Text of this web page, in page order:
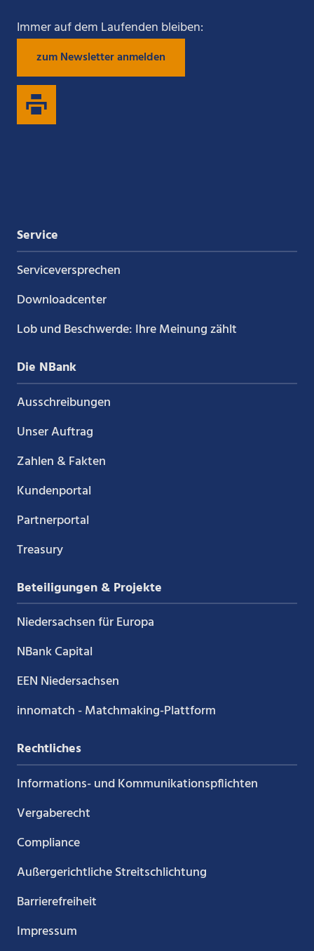
Sie
uns
auf
Sie
uns
Sie
uns
Sie
Immer auf dem Laufenden bleiben:
zum Newsletter anmelden
Service
Service­versprechen
Downloadcenter
Lob und Beschwerde: Ihre Meinung zählt
Die NBank
Ausschreibungen
Unser Auftrag
Zahlen & Fakten
Kundenportal
Partnerportal
Treasury
Beteiligungen & Projekte
Niedersachsen für Europa
NBank Capital
EEN Niedersachsen
innomatch - Matchmaking-Plattform
Rechtliches
Informations- und Kommunikations­pflichten
Vergaberecht
Compliance
Außergerichtliche Streitschlichtung
Barrierefreiheit
Impressum